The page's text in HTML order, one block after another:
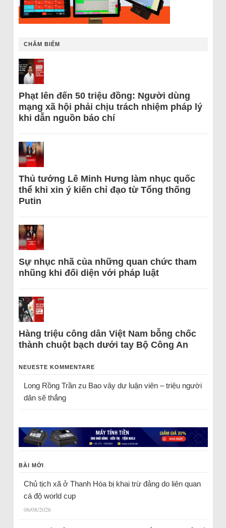
CHÂM BIẾM
Phạt lên đến 50 triệu đồng: Người dùng
mạng xã hội phải chịu trách nhiệm pháp lý
khi dẫn nguồn báo chí
Thủ tướng Lê Minh Hưng làm nhục quốc
thể khi xin ý kiến chỉ đạo từ Tổng thống
Putin
Sự nhục nhã của những quan chức tham
nhũng khi đối diện với pháp luật
Hàng triệu công dân Việt Nam bỗng chốc
thành chuột bạch dưới tay Bộ Công An
NEUESTE KOMMENTARE
Long Rồng Trầnzu Bao vây dư luận viên – triệu người
dân sẽ thắng
BÀI MỚI
Chủ tịch xã ở Thanh Hóa bị khai trừ đảng do liên quan
cá độ world cup
06/08/2026